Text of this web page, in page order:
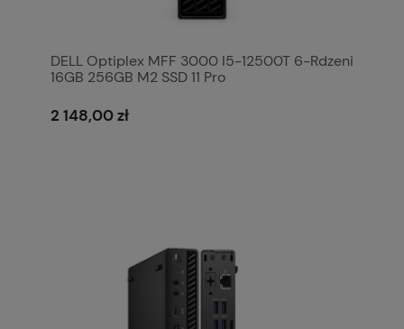
DELL Optiplex MFF 3000 I5-12500T 6-Rdzeni
16GB 256GB M2 SSD 11 Pro
2 148,00 zł